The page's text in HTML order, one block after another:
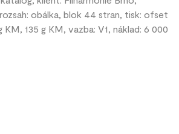
obálka, blok 44 stran, tisk: ofset
KM, 135 g KM, vazba: V1, náklad: 6 000